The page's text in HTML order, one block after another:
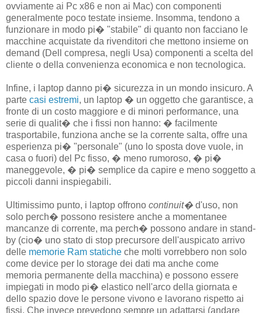
ovviamente ai Pc x86 e non ai Mac) con componenti
generalmente poco testate insieme. Insomma, tendono a
funzionare in modo pi� "stabile" di quanto non facciano le
macchine acquistate da rivenditori che mettono insieme on
demand (Dell compresa, negli Usa) componenti a scelta del
cliente o della convenienza economica e non tecnologica.
Infine, i laptop danno pi� sicurezza in un mondo insicuro. A
parte casi estremi, un laptop � un oggetto che garantisce, a
fronte di un costo maggiore e di minori performance, una
serie di qualit� che i fissi non hanno: � facilmente
trasportabile, funziona anche se la corrente salta, offre una
esperienza pi� "personale" (uno lo sposta dove vuole, in
casa o fuori) del Pc fisso, � meno rumoroso, � pi�
maneggevole, � pi� semplice da capire e meno soggetto a
piccoli danni inspiegabili.
Ultimissimo punto, i laptop offrono continuit� d'uso, non
solo perch� possono resistere anche a momentanee
mancanze di corrente, ma perch� possono andare in stand-
by (cio� uno stato di stop precursore dell'auspicato arrivo
delle memorie Ram statiche che molti vorrebbero non solo
come device per lo storage dei dati ma anche come
memoria permanente della macchina) e possono essere
impiegati in modo pi� elastico nell'arco della giornata e
dello spazio dove le persone vivono e lavorano rispetto ai
fissi. Che invece prevedono sempre un adattarsi (andare